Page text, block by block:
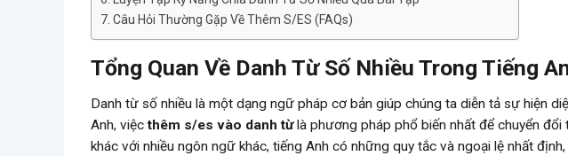
Câu Hỏi Thường Gặp Về Thêm S/ES (FAQs)
Tổng Quan Về Danh Từ Số Nhiều Trong Tiếng
Danh từ số nhiều là một dạng ngữ pháp cơ bản giúp chúng ta diễn tả sự hiện
Anh, việcthêm s/es vào danh từlà phương pháp phổ biến nhất để chuyển đổi
khác với nhiều ngôn ngữ khác, tiếng Anh có những quy tắc và ngoại lệ nhất